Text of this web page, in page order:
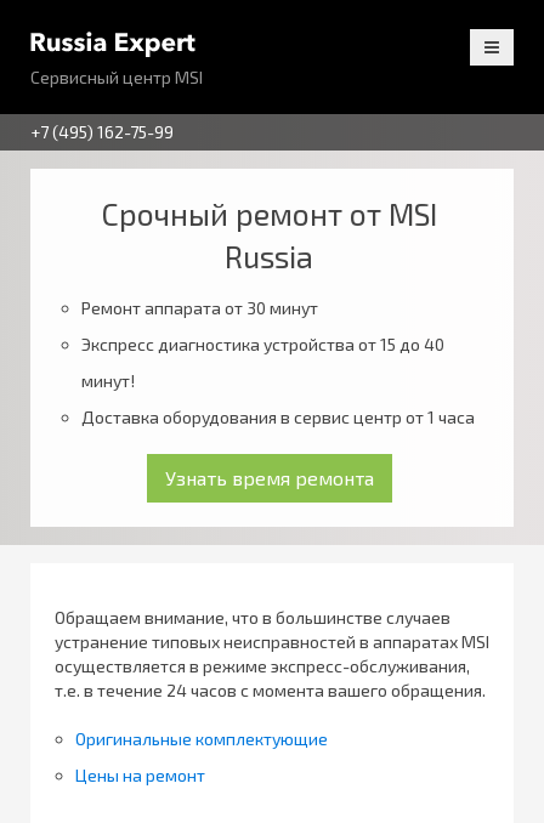
Сервисный центр MSI
+7 (495) 162-75-99
Срочный ремонт от MSI
Russia
Ремонт аппарата от 30 минут
Экспресс диагностика устройства от 15 до 40
минут!
Доставка оборудования в сервис центр от 1 часа
Обращаем внимание, что в большинстве случаев
устранение типовых неисправностей в аппаратах MSI
осуществляется в режиме экспресс-обслуживания,
т.е. в течение 24 часов с момента вашего обращения.
Оригинальные комплектующие
Цены на ремонт